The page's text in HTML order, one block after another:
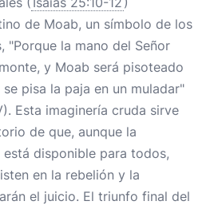
de Moab, un símbolo de los
"Porque la mano del Señor
y Moab será pisoteado
pisa la paja en un muladar"
Esta imaginería cruda sirve
de que, aunque la
disponible para todos,
en la rebelión y la
el juicio. El triunfo final del